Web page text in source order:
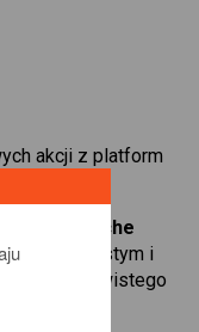
akcji z platform
w
Deutsche
rzeczywistym i
rzeczywistego